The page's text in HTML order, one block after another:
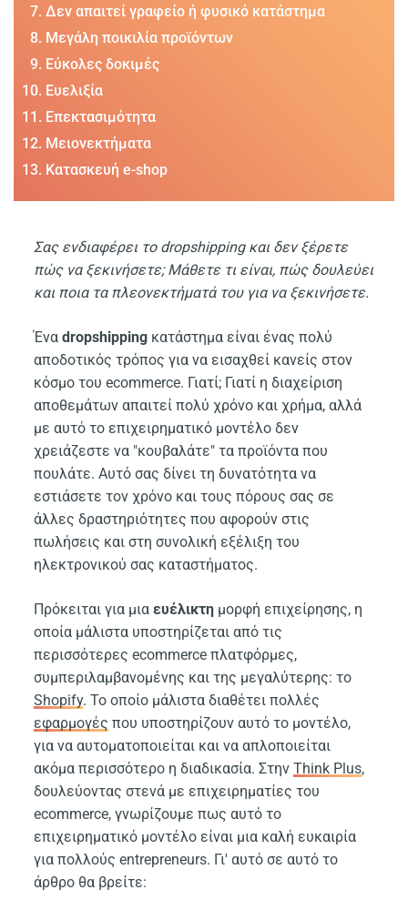
Δεν απαιτεί γραφείο ή φυσικό κατάστημα
Μεγάλη ποικιλία προϊόντων
Εύκολες δοκιμές
Ευελιξία
Επεκτασιμότητα
Μειονεκτήματα
Κατασκευή e-shop
Σας ενδιαφέρει το dropshipping και δεν ξέρετε
πώς να ξεκινήσετε; Μάθετε τι είναι, πώς δουλεύει
και ποια τα πλεονεκτήματά του για να ξεκινήσετε.
Έναdropshipping κατάστημα είναι ένας πολύ
αποδοτικός τρόπος για να εισαχθεί κανείς στον
κόσμο του ecommerce. Γιατί; Γιατί η διαχείριση
αποθεμάτων απαιτεί πολύ χρόνο και χρήμα, αλλά
με αυτό το επιχειρηματικό μοντέλο δεν
χρειάζεστε να "κουβαλάτε" τα προϊόντα που
πουλάτε. Αυτό σας δίνει τη δυνατότητα να
εστιάσετε τον χρόνο και τους πόρους σας σε
άλλες δραστηριότητες που αφορούν στις
πωλήσεις και στη συνολική εξέλιξη του
ηλεκτρονικού σας καταστήματος.
Πρόκειται για μιαευέλικτη μορφή επιχείρησης, η
οποία μάλιστα υποστηρίζεται από τις
περισσότερες ecommerce πλατφόρμες,
συμπεριλαμβανομένης και της μεγαλύτερης: το
Shopify. Το οποίο μάλιστα διαθέτει πολλές
εφαρμογές που υποστηρίζουν αυτό το μοντέλο,
για να αυτοματοποιείται και να απλοποιείται
ακόμα περισσότερο η διαδικασία. ΣτηνThink Plus,
δουλεύοντας στενά με επιχειρηματίες του
ecommerce, γνωρίζουμε πως αυτό το
επιχειρηματικό μοντέλο είναι μια καλή ευκαιρία
για πολλούς entrepreneurs. Γι' αυτό σε αυτό το
άρθρο θα βρείτε: